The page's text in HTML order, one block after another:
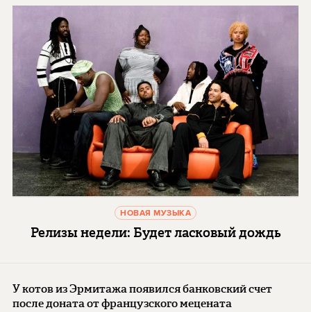
НОВАЯ МУЗЫКА
Релизы недели: Будет ласковый дождь
У котов из Эрмитажа появился банковский счет
после доната от французского мецената